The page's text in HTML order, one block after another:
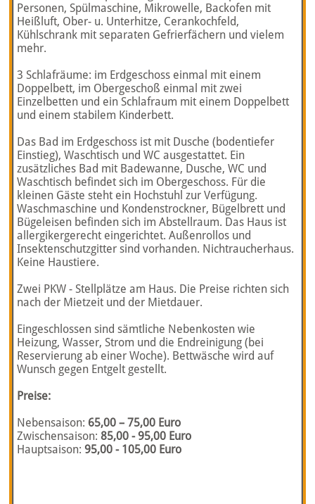
Personen, Spülmaschine, Mikrowelle, Backofen mit
Heißluft, Ober- u. Unterhitze, Cerankochfeld,
Kühlschrank mit separaten Gefrierfächern und vielem
mehr.
3 Schlafräume: im Erdgeschoss einmal mit einem
Doppelbett, im Obergeschoß einmal mit zwei
Einzelbetten und ein Schlafraum mit einem Doppelbett
und einem stabilem Kinderbett.
Das Bad im Erdgeschoss ist mit Dusche (bodentiefer
Einstieg), Waschtisch und WC ausgestattet. Ein
zusätzliches Bad mit Badewanne, Dusche, WC und
Waschtisch befindet sich im Obergeschoss. Für die
kleinen Gäste steht ein Hochstuhl zur Verfügung.
Waschmaschine und Kondenstrockner, Bügelbrett und
Bügeleisen befinden sich im Abstellraum. Das Haus ist
allergikergerecht eingerichtet. Außenrollos und
Insektenschutzgitter sind vorhanden. Nichtraucherhaus.
Keine Haustiere.
Zwei PKW - Stellplätze am Haus. Die Preise richten sich
nach der Mietzeit und der Mietdauer.
Eingeschlossen sind sämtliche Nebenkosten wie
Heizung, Wasser, Strom und die Endreinigung (bei
Reservierung ab einer Woche). Bettwäsche wird auf
Wunsch gegen Entgelt gestellt.
Preise:
Nebensaison: 65,00 – 75,00 Euro
Zwischensaison:85,00 - 95,00 Euro
Hauptsaison: 95,00 - 105,00 Euro